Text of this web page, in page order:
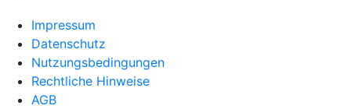
Impressum
Datenschutz
Nutzungsbedingungen
Rechtliche Hinweise
AGB